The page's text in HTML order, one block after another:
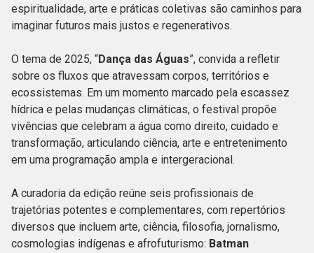
espiritualidade, arte e práticas coletivas são caminhos para
imaginar futuros mais justos e regenerativos.
O tema de 2025, “Dança das Águas”, convida a refletir
sobre os fluxos que atravessam corpos, territórios e
ecossistemas. Em um momento marcado pela escassez
hídrica e pelas mudanças climáticas, o festival propõe
vivências que celebram a água como direito, cuidado e
transformação, articulando ciência, arte e entretenimento
em uma programação ampla e intergeracional.
A curadoria da edição reúne seis profissionais de
trajetórias potentes e complementares, com repertórios
diversos que incluem arte, ciência, filosofia, jornalismo,
cosmologias indígenas e afrofuturismo: Batman